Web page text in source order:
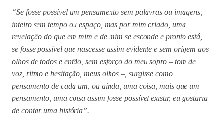
“Se fosse possível um pensamento sem palavras ou imagens,
inteiro sem tempo ou espaço, mas por mim criado, uma
revelação do que em mim e de mim se esconde e pronto está,
se fosse possível que nascesse assim evidente e sem origem aos
olhos de todos e então, sem esforço do meu sopro – tom de
voz, ritmo e hesitação, meus olhos –, surgisse como
pensamento de cada um, ou ainda, uma coisa, mais que um
pensamento, uma coisa assim fosse possível existir, eu gostaria
de contar uma história”.